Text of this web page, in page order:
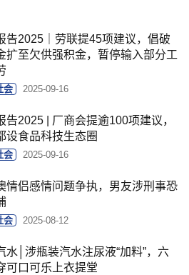
告2025｜劳联提45项建议，倡破
扩至欠供强积金，暂停输入部分工
会 2025-09-16
告2025 | 厂商会提逾100项建议，
设食品科技生态圈
会 2025-09-16
情侣感情问题争执，男友涉刑事恐
会 2025-08-12
水│涉瓶装汽水注尿液“加料”，六
可口可乐上衣提堂